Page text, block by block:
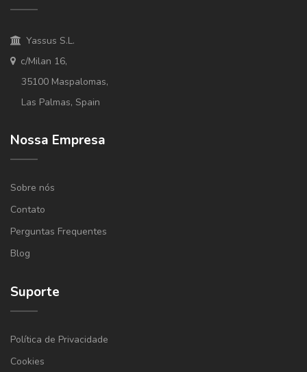
Yassus S.L.
c/Milan 16,
35100 Maspalomas,
Las Palmas, Spain
Nossa Empresa
Sobre nós
Contato
Perguntas Frequentes
Blog
Suporte
Política de Privacidade
Cookies